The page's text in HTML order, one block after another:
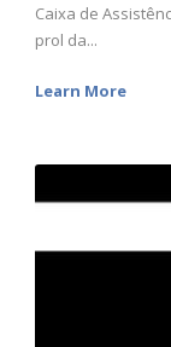
Caixa de
prol da...
Learn More